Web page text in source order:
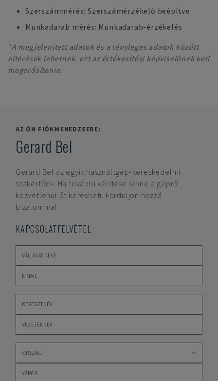
Szerszámmérés: Szerszámérzékelő beépítve
Munkadarab mérés: Munkadarab-érzékelés
*A megjelenített adatok és a tényleges adatok között
eltérések lehetnek, ezt az értékesítési képviselőnek kell
megerősítenie.
AZ ÖN FIÓKMENEDZSERE:
Gerard Bel
Gerard Bel az egyik használtgép-kereskedelmi
szakértőnk. Ha további kérdése lenne a gépről,
közvetlenül őt keresheti. Forduljon hozzá
bizalommal.
KAPCSOLATFELVÉTEL